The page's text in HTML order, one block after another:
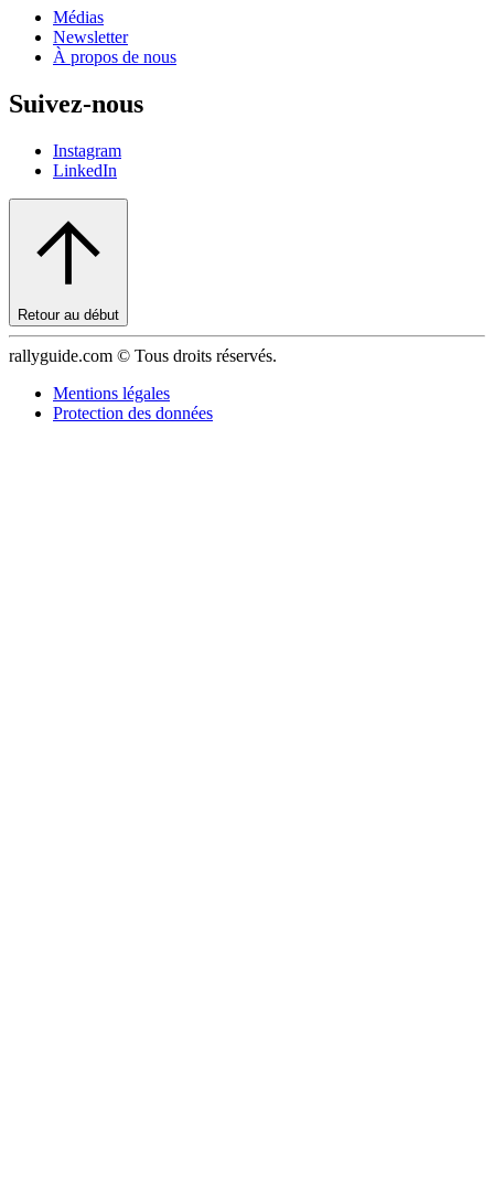
Médias
Newsletter
À propos de nous
Suivez-nous
Instagram
LinkedIn
Retour au début
rallyguide.com © Tous droits réservés.
Mentions légales
Protection des données